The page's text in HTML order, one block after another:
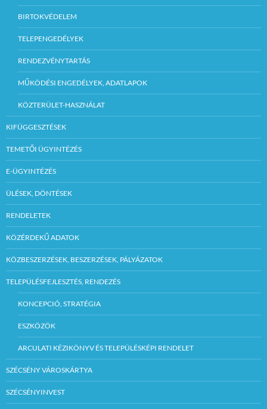
BIRTOKVÉDELEM
TELEPENGEDÉLYEK
RENDEZVÉNYTARTÁS
MŰKÖDÉSI ENGEDÉLYEK, ADATLAPOK
KÖZTERÜLET-HASZNÁLAT
KIFÜGGESZTÉSEK
TEMETŐI ÜGYINTÉZÉS
E-ÜGYINTÉZÉS
ÜLÉSEK, DÖNTÉSEK
RENDELETEK
KÖZÉRDEKŰ ADATOK
KÖZBESZERZÉSEK, BESZERZÉSEK, PÁLYÁZATOK
TELEPÜLÉSFEJLESZTÉS, RENDEZÉS
KONCEPCIÓ, STRATÉGIA
ESZKÖZÖK
ARCULATI KÉZIKÖNYV ÉS TELEPÜLÉSKÉPI RENDELET
SZÉCSÉNY VÁROSKÁRTYA
SZÉCSÉNYINVEST